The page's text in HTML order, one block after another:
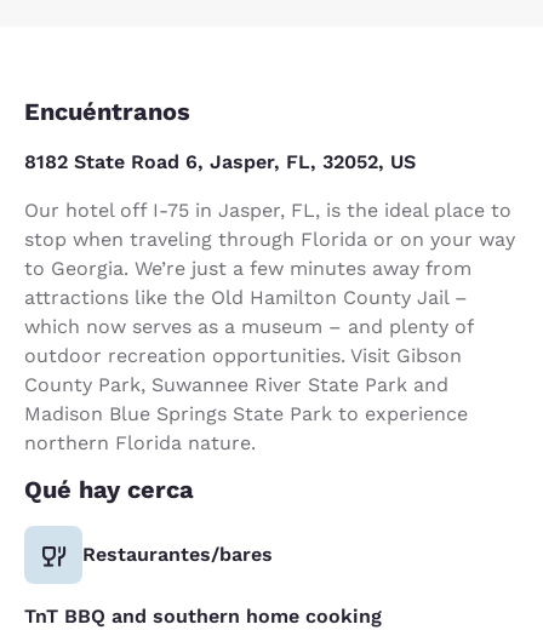
Encuéntranos
8182 State Road 6, Jasper, FL, 32052, US
Our hotel off I-75 in Jasper, FL, is the ideal place to
stop when traveling through Florida or on your way
to Georgia. We’re just a few minutes away from
attractions like the Old Hamilton County Jail –
which now serves as a museum – and plenty of
outdoor recreation opportunities. Visit Gibson
County Park, Suwannee River State Park and
Madison Blue Springs State Park to experience
northern Florida nature.
Qué hay cerca
Restaurantes/bares
TnT BBQ and southern home cooking